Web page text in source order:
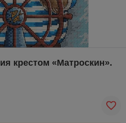
крестом «Матроскин».